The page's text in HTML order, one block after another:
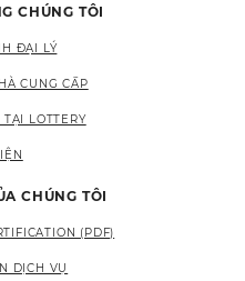
CHÚNG TÔI
ĐẠI LÝ
CUNG CẤP
LOTTERY
CHÚNG TÔI
(PDF)
DỊCH VỤ